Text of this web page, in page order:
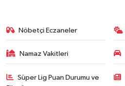
Nöbetçi Eczaneler
Namaz Vakitleri
Süper Lig Puan Durumu ve